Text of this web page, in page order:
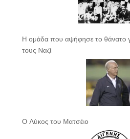
Η ομάδα που αψήφησε το θάνατο
τους Ναζί
Ο Λύκος του Ματσέιο